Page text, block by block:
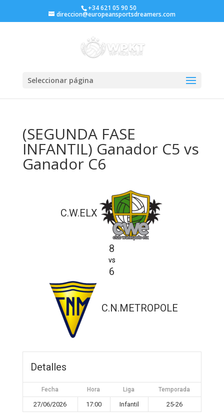
+34 621 05 90 50
direccion@europeansportsdreamers.com
Seleccionar página
(SEGUNDA FASE
INFANTIL) Ganador C5 vs
Ganador C6
C.W.ELX
8
vs
6
C.N.METROPOLE
Detalles
Fecha Hora Liga Temporada
27/06/2026 17:00 Infantil 25-26